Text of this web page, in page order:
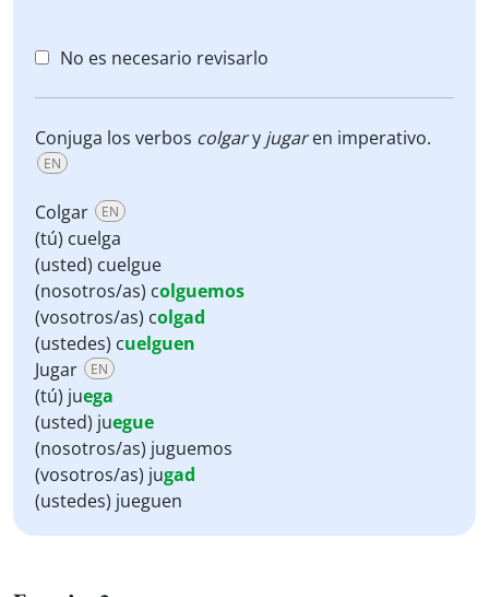
No es necesario revisarlo
Conjuga los verbos colgary jugaren imperativo.
EN
Colgar EN
(tú) cuelga
(usted) cuelgue
(nosotros/as) colguemos
(vosotros/as) colgad
(ustedes) cuelguen
Jugar
EN
(tú) juega
(usted) juegue
(nosotros/as) juguemos
(vosotros/as) jugad
(ustedes) jueguen